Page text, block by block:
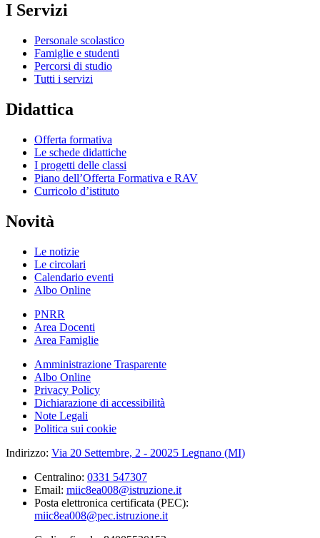
I Servizi
Personale scolastico
Famiglie e studenti
Percorsi di studio
Tutti i servizi
Didattica
Offerta formativa
Le schede didattiche
I progetti delle classi
Piano dell’Offerta Formativa e RAV
Curricolo d’istituto
Novità
Le notizie
Le circolari
Calendario eventi
Albo Online
PNRR
Area Docenti
Area Famiglie
Amministrazione Trasparente
Albo Online
Privacy Policy
Dichiarazione di accessibilità
Note Legali
Politica sui cookie
Indirizzo: Via 20 Settembre, 2 - 20025 Legnano (MI)
Centralino: 0331 547307
Email: miic8ea008@istruzione.it
Posta elettronica certificata (PEC):
miic8ea008@pec.istruzione.it